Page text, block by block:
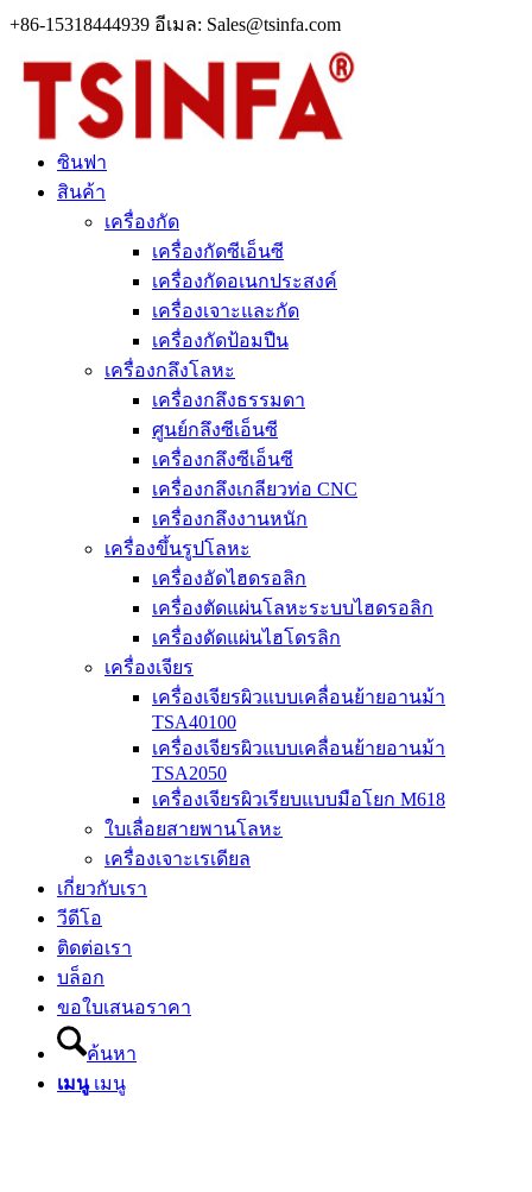
+86-15318444939 อีเมล: Sales@tsinfa.com
ซินฟา
สินค้า
เครื่องกัด
เครื่องกัดซีเอ็นซี
เครื่องกัดอเนกประสงค์
เครื่องเจาะและกัด
เครื่องกัดป้อมปืน
เครื่องกลึงโลหะ
เครื่องกลึงธรรมดา
ศูนย์กลึงซีเอ็นซี
เครื่องกลึงซีเอ็นซี
เครื่องกลึงเกลียวท่อ CNC
เครื่องกลึงงานหนัก
เครื่องขึ้นรูปโลหะ
เครื่องอัดไฮดรอลิก
เครื่องตัดแผ่นโลหะระบบไฮดรอลิก
เครื่องดัดแผ่นไฮโดรลิก
เครื่องเจียร
เครื่องเจียรผิวแบบเคลื่อนย้ายอานม้า
TSA40100
เครื่องเจียรผิวแบบเคลื่อนย้ายอานม้า
TSA2050
เครื่องเจียรผิวเรียบแบบมือโยก M618
ใบเลื่อยสายพานโลหะ
เครื่องเจาะเรเดียล
เกี่ยวกับเรา
วีดีโอ
ติดต่อเรา
บล็อก
ขอใบเสนอราคา
ค้นหา
เมนู เมนู